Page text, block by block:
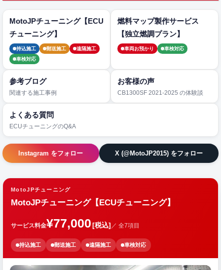
MotoJPチューニング【ECU
チューニング】
持込施工 郵送施工
遠隔施工
車検対応
燃料マップ製作サービス
【独立燃調プラン】
車両お預かり 車検対応
参考ブログ
関連する施工事例
お客様の声
CB1300SF 2021-2025 の体験談
よくある質問
ECUチューニングのQ&A
Instagram をフォロー X (@MotoJP2015) をフォロー
MotoJPチューニング
MotoJPチューニング【ECUチューニング】
サービス料金¥77,000[税込] ／ 全7項目
持込施工 郵送施工 遠隔施工 車検対応